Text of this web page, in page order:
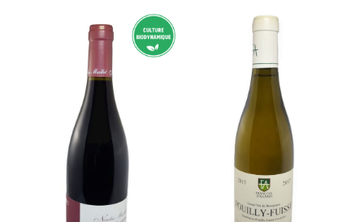
a
plusieurs
variations.
Les
options
peuvent
choisies
variations.
Les
options
peuvent
être
choisies
la
page